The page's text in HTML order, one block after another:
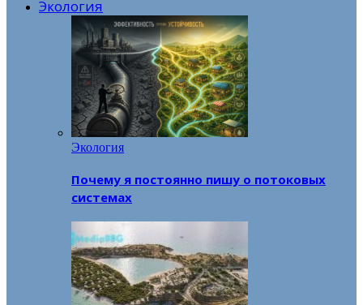
Экология
Экология
Почему я постоянно пишу о потоковых
системах